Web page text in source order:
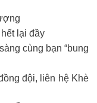
lại đầy
cùng bạn “bung
đội, liên hệ Khè